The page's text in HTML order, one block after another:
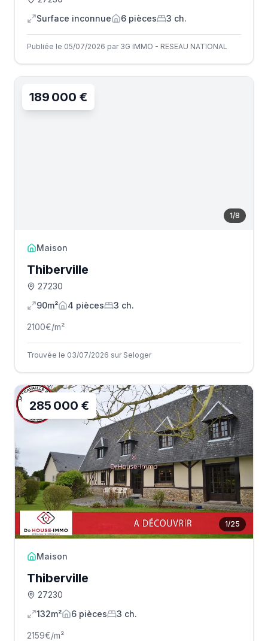
Surface inconnue
6 pièces 3 ch.
Publiée le 05/07/2026 par 3G IMMO - RESEAU NATIONAL
1/8
189 000 €
Maison
Thiberville
27230
90m²
4 pièces 3 ch.
2100€/m²
Trouvée le 03/07/2026 sur Seloger
1/25
285 000 €
Maison
Thiberville
27230
132m²
6 pièces 3 ch.
2159€/m²